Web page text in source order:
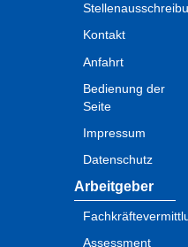
Kontakt
Anfahrt
Bedienung der
Seite
Impressum
Datenschutz
Arbeitgeber
Assessment